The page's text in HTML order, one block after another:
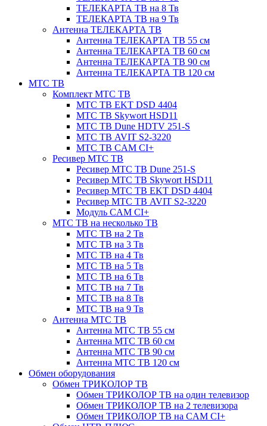
ТЕЛЕКАРТА ТВ на 8 Тв
ТЕЛЕКАРТА ТВ на 9 Тв
Антенна ТЕЛЕКАРТА ТВ
Антенна ТЕЛЕКАРТА ТВ 55 см
Антенна ТЕЛЕКАРТА ТВ 60 см
Антенна ТЕЛЕКАРТА ТВ 90 см
Антенна ТЕЛЕКАРТА ТВ 120 см
МТС ТВ
Комплект МТС ТВ
МТС ТВ EKT DSD 4404
МТС ТВ Skywort HSD11
МТС ТВ Dune HDTV 251-S
МТС ТВ AVIT S2-3220
МТС ТВ CAM CI+
Ресивер МТС ТВ
Ресивер МТС ТВ Dune 251-S
Ресивер МТС ТВ Skywort HSD11
Ресивер МТС ТВ EKT DSD 4404
Ресивер МТС ТВ AVIT S2-3220
Модуль CAM CI+
МТС ТВ на несколько ТВ
МТС ТВ на 2 Тв
МТС ТВ на 3 Тв
МТС ТВ на 4 Тв
МТС ТВ на 5 Тв
МТС ТВ на 6 Тв
МТС ТВ на 7 Тв
МТС ТВ на 8 Тв
МТС ТВ на 9 Тв
Антенна МТС ТВ
Антенна МТС ТВ 55 см
Антенна МТС ТВ 60 см
Антенна МТС ТВ 90 см
Антенна МТС ТВ 120 см
Обмен оборудования
Обмен ТРИКОЛОР ТВ
Обмен ТРИКОЛОР ТВ на один телевизор
Обмен ТРИКОЛОР ТВ на 2 телевизора
Обмен ТРИКОЛОР ТВ на CAM CI+